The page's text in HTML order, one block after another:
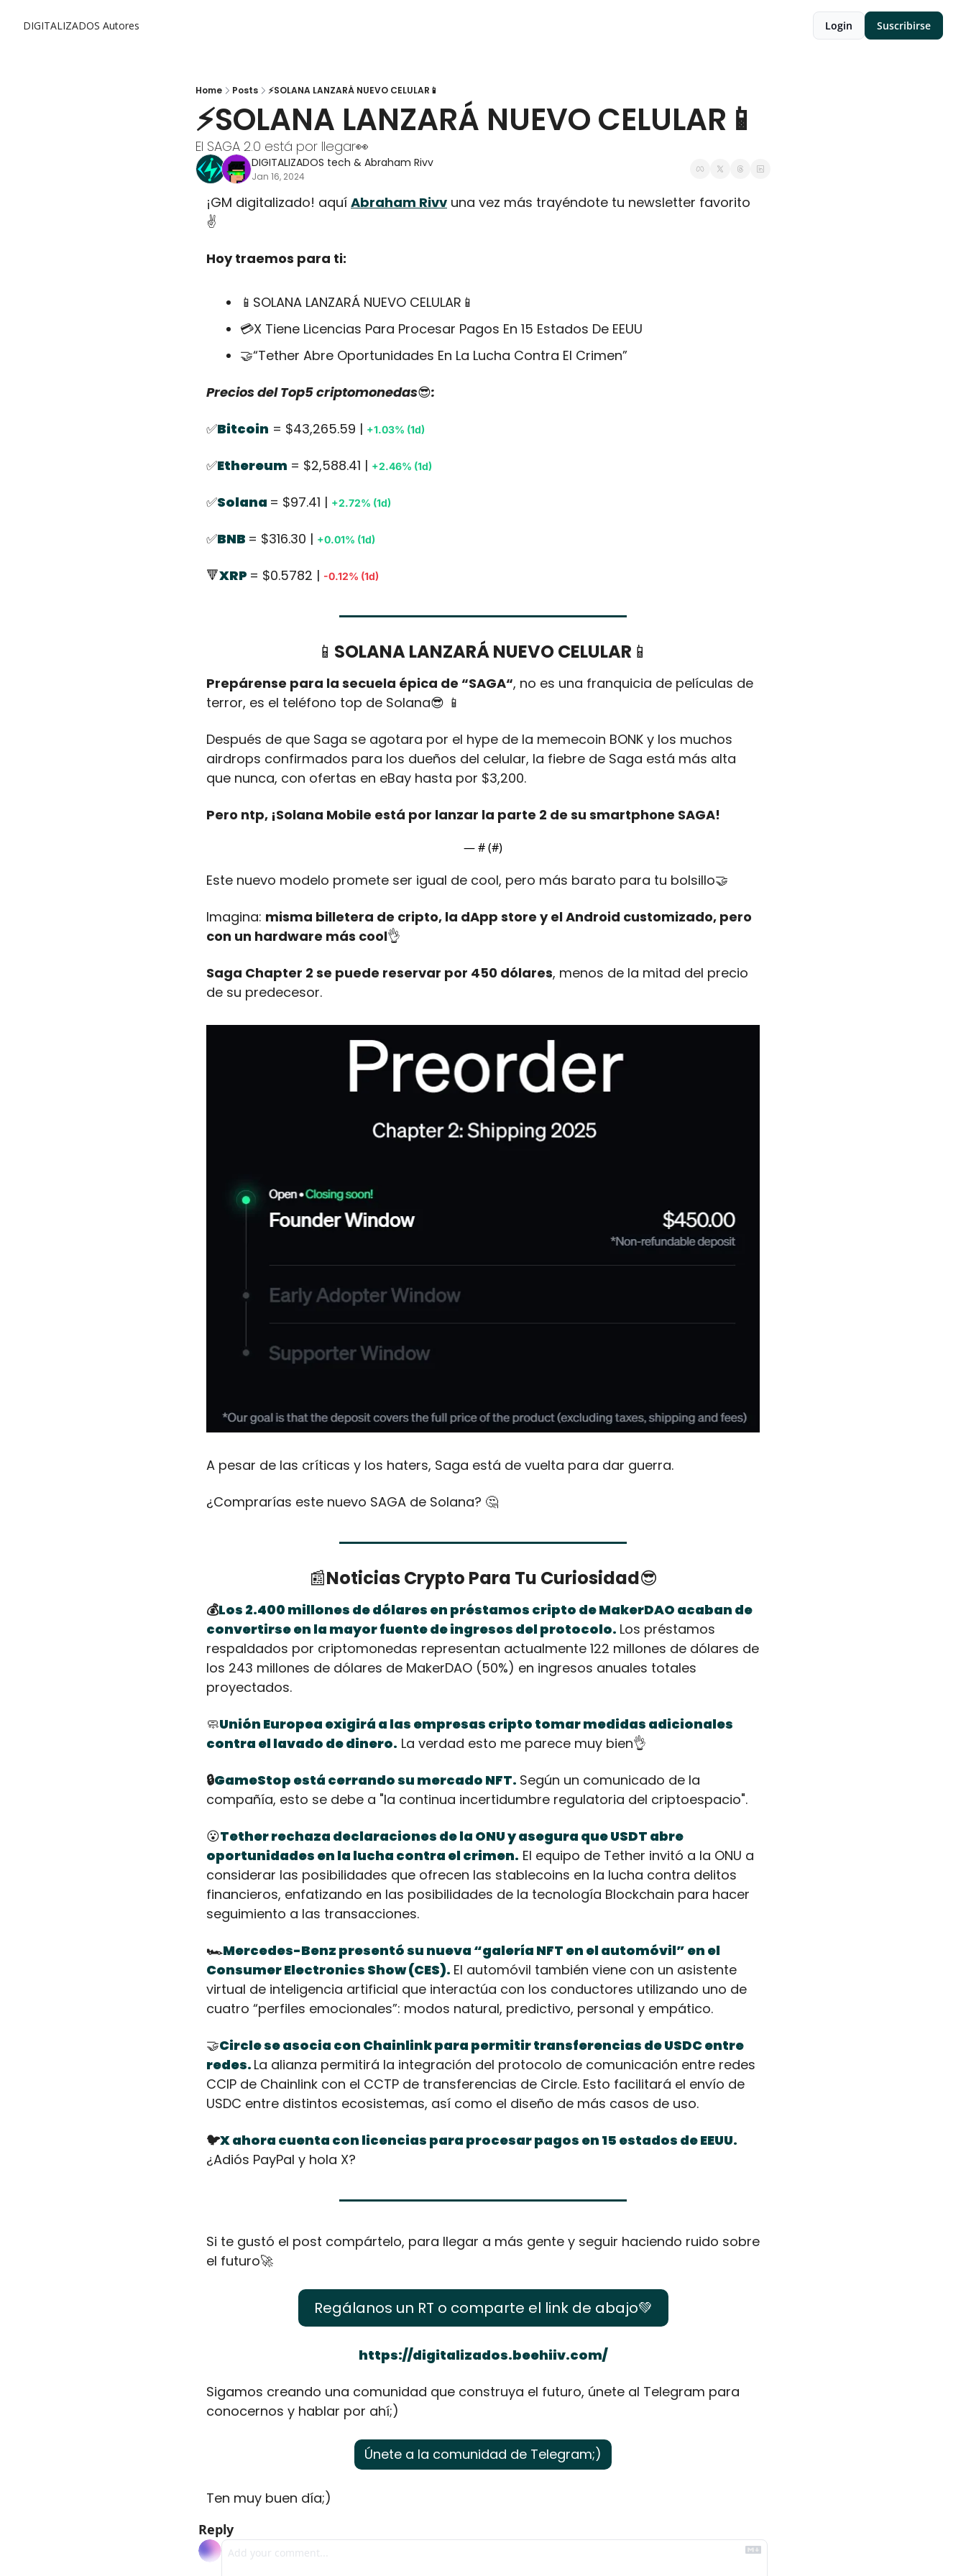
DIGITALIZADOS Autores Login Suscribirse
Home Posts ⚡SOLANA LANZARÁ NUEVO CELULAR📱
⚡SOLANA LANZARÁ NUEVO CELULAR📱
El SAGA 2.0 está por llegar👀
DIGITALIZADOS tech & Abraham Rivv
Jan 16, 2024
¡GM digitalizado! aquí Abraham Rivv una vez más trayéndote tu newsletter favorito
✌️
Hoy traemos para ti:
📱 SOLANA LANZARÁ NUEVO CELULAR 📱
💳X Tiene Licencias Para Procesar Pagos En 15 Estados De EEUU
🤝“Tether Abre Oportunidades En La Lucha Contra El Crimen”
Precios del Top5 criptomonedas😎:
✅Bitcoin = $43,265.59 | +1.03% (1d)
✅Ethereum = $2,588.41 | +2.46% (1d)
✅Solana = $97.41 | +2.72% (1d)
✅BNB = $316.30 | +0.01% (1d)
🔻XRP = $0.5782 | -0.12% (1d)
📱 SOLANA LANZARÁ NUEVO CELULAR 📱
Prepárense para la secuela épica de “SAGA“, no es una franquicia de películas de
terror, es el teléfono top de Solana😎 📱
Después de que Saga se agotara por el hype de la memecoin BONK y los muchos
airdrops confirmados para los dueños del celular, la fiebre de Saga está más alta
que nunca, con ofertas en eBay hasta por $3,200.
Pero ntp, ¡Solana Mobile está por lanzar la parte 2 de su smartphone SAGA!
— # (#)
Este nuevo modelo promete ser igual de cool, pero más barato para tu bolsillo🤝
Imagina: misma billetera de cripto, la dApp store y el Android customizado, pero
con un hardware más cool👌
Saga Chapter 2 se puede reservar por 450 dólares, menos de la mitad del precio
de su predecesor.
A pesar de las críticas y los haters, Saga está de vuelta para dar guerra.
¿Comprarías este nuevo SAGA de Solana? 🤔
📰Noticias Crypto Para Tu Curiosidad😎
💰Los 2.400 millones de dólares en préstamos cripto de MakerDAO acaban de
convertirse en la mayor fuente de ingresos del protocolo. Los préstamos
respaldados por criptomonedas representan actualmente 122 millones de dólares de
los 243 millones de dólares de MakerDAO (50%) en ingresos anuales totales
proyectados.
🧼Unión Europea exigirá a las empresas cripto tomar medidas adicionales
contra el lavado de dinero. La verdad esto me parece muy bien👌
🔒GameStop está cerrando su mercado NFT. Según un comunicado de la
compañía, esto se debe a "la continua incertidumbre regulatoria del criptoespacio".
😮Tether rechaza declaraciones de la ONU y asegura que USDT abre
oportunidades en la lucha contra el crimen. El equipo de Tether invitó a la ONU a
considerar las posibilidades que ofrecen las stablecoins en la lucha contra delitos
financieros, enfatizando en las posibilidades de la tecnología Blockchain para hacer
seguimiento a las transacciones.
🏎️Mercedes-Benz presentó su nueva “galería NFT en el automóvil” en el
Consumer Electronics Show (CES). El automóvil también viene con un asistente
virtual de inteligencia artificial que interactúa con los conductores utilizando uno de
cuatro “perfiles emocionales”: modos natural, predictivo, personal y empático.
🤝Circle se asocia con Chainlink para permitir transferencias de USDC entre
redes. La alianza permitirá la integración del protocolo de comunicación entre redes
CCIP de Chainlink con el CCTP de transferencias de Circle. Esto facilitará el envío de
USDC entre distintos ecosistemas, así como el diseño de más casos de uso.
🐦X ahora cuenta con licencias para procesar pagos en 15 estados de EEUU.
¿Adiós PayPal y hola X?
Si te gustó el post compártelo, para llegar a más gente y seguir haciendo ruido sobre
el futuro🚀
Regálanos un RT o comparte el link de abajo💚
https://digitalizados.beehiiv.com/
Sigamos creando una comunidad que construya el futuro, únete al Telegram para
conocernos y hablar por ahí;)
Únete a la comunidad de Telegram;)
Ten muy buen día;)
Reply